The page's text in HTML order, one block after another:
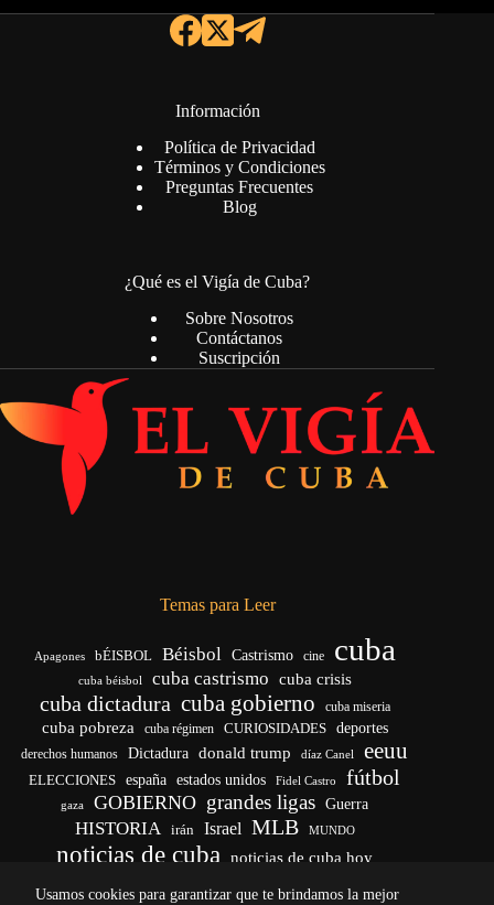
Usamos cookies para garantizar que te brindamos la mejor
Información
Política de Privacidad
Términos y Condiciones
Preguntas Frecuentes
Blog
¿Qué es el Vigía de Cuba?
Sobre Nosotros
Contáctanos
Suscripción
Temas para Leer
Apagones bÉISBOL Béisbol Castrismo cine cuba
cuba béisbol cuba castrismo cuba crisis
cuba dictadura cuba gobierno cuba miseria
cuba pobreza cuba régimen CURIOSIDADES deportes
derechos humanos Dictadura donald trump díaz Canel eeuu
ELECCIONES españa estados unidos Fidel Castro fútbol
gaza GOBIERNO grandes ligas Guerra
HISTORIA irán Israel MLB MUNDO
noticias de cuba
noticias de cuba hoy
vida yankees